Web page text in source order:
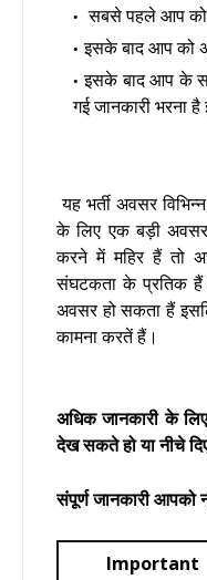
सबसे पहले आप को
इसके बाद आप को
इसके बाद आप के
गई जानकारी भरना
यह भर्ती अवसर
के लिए एक बड़ी
करने में महिर हैं तो
संघटकता के प्रतिक हैं
अवसर हो सकता हैं
कामना करतें हैं।
अधिक जानकारी के
देख सकते हो या नीचे
संपूर्ण जानकारी आपको
Important